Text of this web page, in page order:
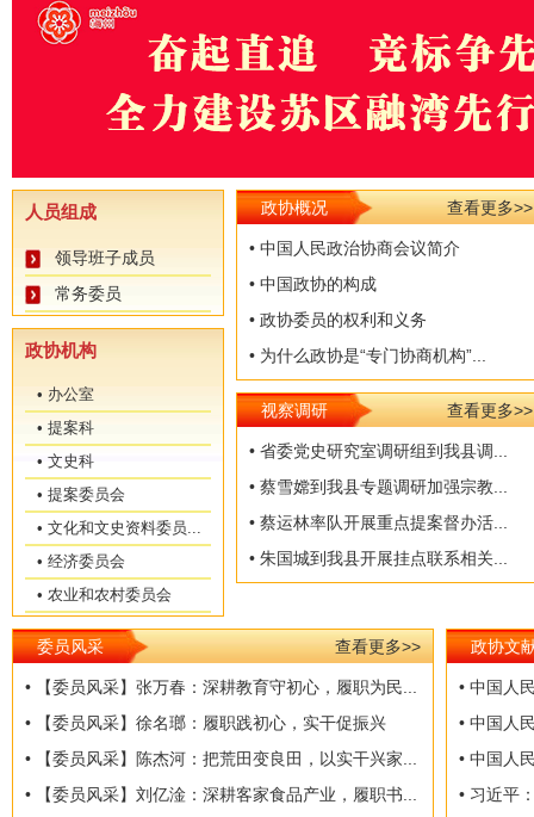
人员组成
领导班子成员
常务委员
政协机构
• 办公室
• 提案科
• 文史科
• 提案委员会
• 文化和文史资料委员...
• 经济委员会
• 农业和农村委员会
政协概况 查看更多>>
• 中国人民政治协商会议简介
• 中国政协的构成
• 政协委员的权利和义务
• 为什么政协是“专门协商机构”...
视察调研 查看更多>>
• 省委党史研究室调研组到我县调...
• 蔡雪嫦到我县专题调研加强宗教...
• 蔡运林率队开展重点提案督办活...
• 朱国城到我县开展挂点联系相关...
委员风采 查看更多>>
• 【委员风采】张万春：深耕教育守初心，履职为民...
• 【委员风采】徐名瑯：履职践初心，实干促振兴
• 【委员风采】陈杰河：把荒田变良田，以实干兴家...
• 【委员风采】刘亿淦：深耕客家食品产业，履职书...
政协文
• 中国人
• 中国人
• 中国人
• 习近平